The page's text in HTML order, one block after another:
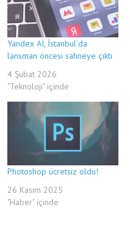
Yandex AI, İstanbul’da
lansman öncesi sahneye çıktı
4 Şubat 2026
"Teknoloji" içinde
Photoshop ücretsiz oldu!
26 Kasım 2025
"Haber" içinde